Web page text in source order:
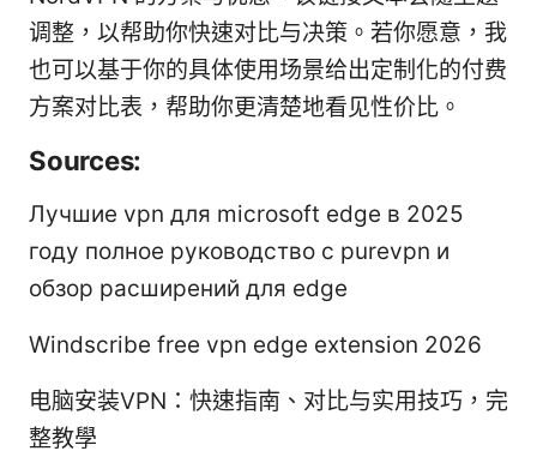
调整，以帮助你快速对比与决策。若你愿意，我
也可以基于你的具体使用场景给出定制化的付费
方案对比表，帮助你更清楚地看见性价比。
Sources:
Лучшие vpn для microsoft edge в 2025
году полное руководство с purevpn и
обзор расширений для edge
Windscribe free vpn edge extension 2026
电脑安装VPN：快速指南、对比与实用技巧，完
整教學